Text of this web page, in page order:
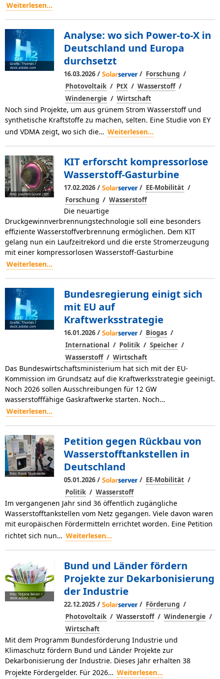
Weiterlesen...
Grafik: Thomas /
stock.adobe.com
Analyse: wo sich Power-to-X in
Deutschland und Europa
durchsetzt
16.03.2026 / / Forschung /
Photovoltaik / PtX / Wasserstoff /
Windenergie / Wirtschaft
Noch sind Projekte, um aus grünem Strom Wasserstoff und
synthetische Kraftstoffe zu machen, selten. Eine Studie von EY
und VDMA zeigt, wo sich die… Weiterlesen...
Foto: Joachim Grune / KIT
KIT erforscht kompressorlose
Wasserstoff-Gasturbine
17.02.2026 / / EE-Mobilität /
Forschung / Wasserstoff
Die neuartige
Druckgewinnverbrennungstechnologie soll eine besonders
effiziente Wasserstoffverbrennung ermöglichen. Dem KIT
gelang nun ein Laufzeitrekord und die erste Stromerzeugung
mit einer kompressorlosen Wasserstoff-Gasturbine
Weiterlesen...
Grafik: Thomas /
stock.adobe.com
Bundesregierung einigt sich
mit EU auf
Kraftwerksstrategie
16.01.2026 / / Biogas /
International / Politik / Speicher /
Wasserstoff / Wirtschaft
Das Bundeswirtschaftsministerium hat sich mit der EU-
Kommission im Grundsatz auf die Kraftwerksstrategie geeinigt.
Noch 2026 sollen Ausschreibungen für 12 GW
wasserstofffähige Gaskraftwerke starten. Noch…
Weiterlesen...
Foto: Frank Stuckstedte
Petition gegen Rückbau von
Wasserstofftankstellen in
Deutschland
05.01.2026 / / EE-Mobilität /
Politik / Wasserstoff
Im vergangenen Jahr sind 36 öffentlich zugängliche
Wasserstofftankstellen vom Netz gegangen. Viele davon waren
mit europäischen Fördermitteln errichtet worden. Eine Petition
richtet sich nun… Weiterlesen...
Foto: Tatjana Balzer /
stock.adobe.com
Bund und Länder fördern
Projekte zur Dekarbonisierung
der Industrie
22.12.2025 / / Förderung /
Photovoltaik / Wasserstoff / Windenergie /
Wirtschaft
Mit dem Programm Bundesförderung Industrie und
Klimaschutz fördern Bund und Länder Projekte zur
Dekarbonisierung der Industrie. Dieses Jahr erhalten 38
Projekte Fördergelder. Für 2026… Weiterlesen...